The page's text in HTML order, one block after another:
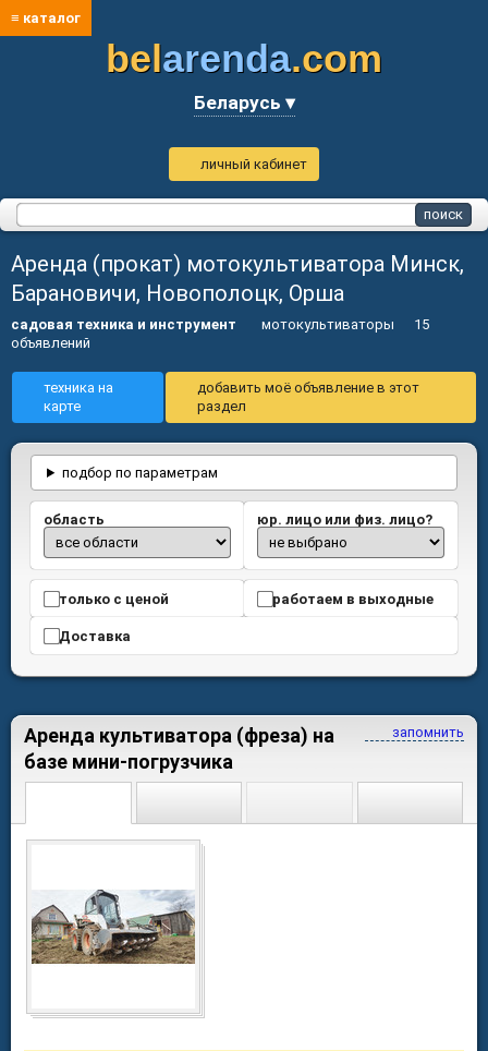
≡ каталог
belarenda.com
Беларусь ▾
личный кабинет
Аренда (прокат) мотокультиватора Минск,
Барановичи, Новополоцк, Орша
садовая техника и инструмент мотокультиваторы
15
объявлений
техника на
карте
добавить моё объявление в этот
раздел
подбор по параметрам
область юр. лицо или физ. лицо?
только с ценой работаем в выходные
Доставка
запомнить
Аренда культиватора (фреза) на
базе мини-погрузчика